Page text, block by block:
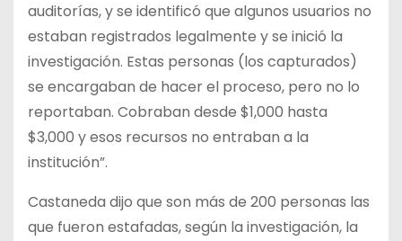
auditorías, y se identificó que algunos usuarios no
estaban registrados legalmente y se inició la
investigación. Estas personas (los capturados)
se encargaban de hacer el proceso, pero no lo
reportaban. Cobraban desde $1,000 hasta
$3,000 y esos recursos no entraban a la
institución”.
Castaneda dijo que son más de 200 personas las
que fueron estafadas, según la investigación, la